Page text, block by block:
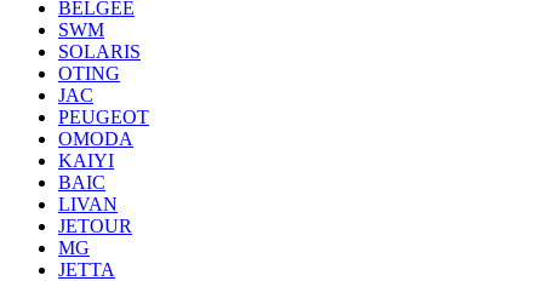
BELGEE
SWM
SOLARIS
OTING
JAC
PEUGEOT
OMODA
KAIYI
BAIC
LIVAN
JETOUR
MG
JETTA